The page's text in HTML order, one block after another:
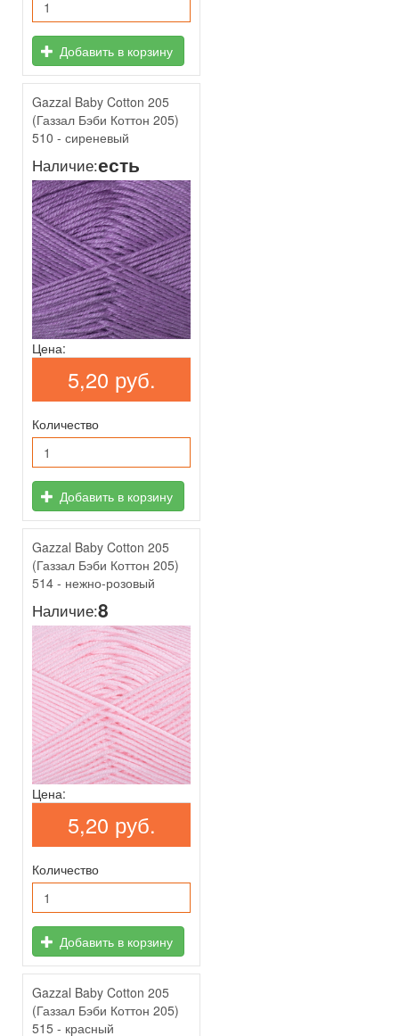
Добавить в корзину
Gazzal Baby Cotton 205
(Газзал Бэби Коттон 205)
510 - сиреневый
Наличие:есть
Цена:
5,20 руб.
Количество
Добавить в корзину
Gazzal Baby Cotton 205
(Газзал Бэби Коттон 205)
514 - нежно-розовый
Наличие:8
Цена:
5,20 руб.
Количество
Добавить в корзину
Gazzal Baby Cotton 205
(Газзал Бэби Коттон 205)
515 - красный